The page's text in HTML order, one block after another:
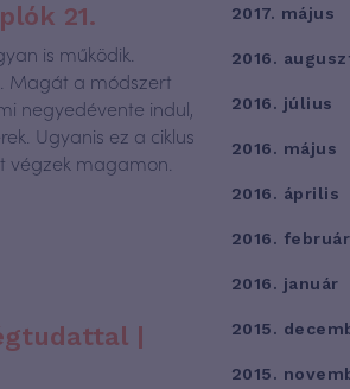
21.
is működik.
Magát a módszert
negyedévente indul,
Ugyanis ez a ciklus
végzek magamon.
|
2017. május
2016.
2016. július
2016. május
2016. április
2016. február
2016. január
2015.
2015.